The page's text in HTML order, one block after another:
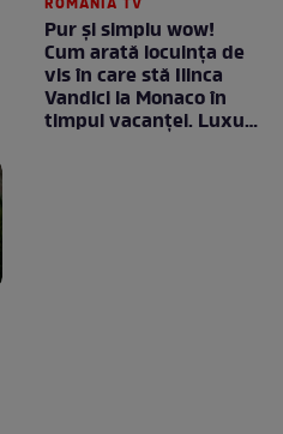
ROMANIA TV
Pur și simplu wow!
Cum arată locuința de
vis în care stă Ilinca
Vandici la Monaco în
timpul vacanței. Luxul